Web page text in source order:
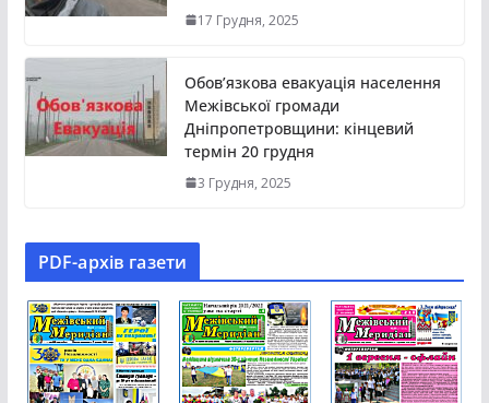
17 Грудня, 2025
Обов’язкова евакуація населення
Межівської громади
Дніпропетровщини: кінцевий
термін 20 грудня
3 Грудня, 2025
PDF-aрхів газети